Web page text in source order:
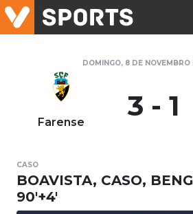
DOMINGO, 8 DE
Farense 3 - 1
CASO
BOAVISTA, CASO,
90'+4'